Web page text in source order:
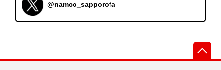
@namco_sapporofa